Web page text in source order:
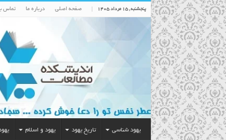
پنجشنبه , ۱۵ مرداد ۱۴۰۵ صفحه اصلی درباره ما تماس
یهود شناسی تاریخ یهود یهود و اسلام